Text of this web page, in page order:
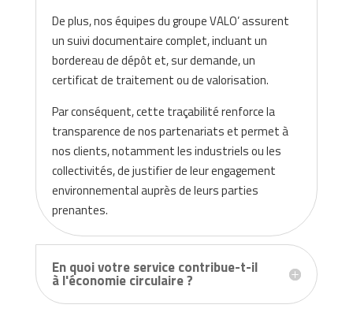
De plus, nos équipes du groupe VALO’ assurent
un suivi documentaire complet, incluant un
bordereau de dépôt et, sur demande, un
certificat de traitement ou de valorisation.
Par conséquent, cette traçabilité renforce la
transparence de nos partenariats et permet à
nos clients, notamment les industriels ou les
collectivités, de justifier de leur engagement
environnemental auprès de leurs parties
prenantes.
En quoi votre service contribue-t-il
à l'économie circulaire ?